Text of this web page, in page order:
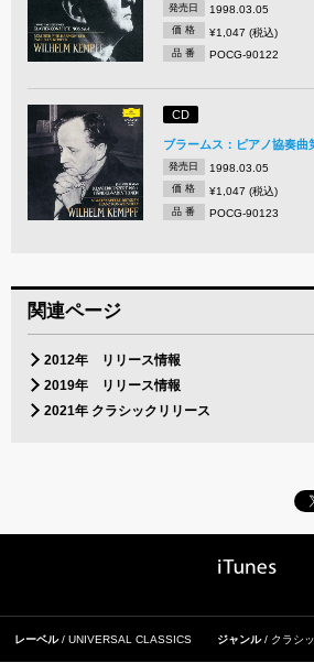
発売日 1998.03.05
価 格 ¥1,047 (税込)
品 番 POCG-90122
CD
ブラームス：ピアノ協奏曲
発売日 1998.03.05
価 格 ¥1,047 (税込)
品 番 POCG-90123
関連ページ
2012年 リリース情報
2019年 リリース情報
2021年 クラシックリリース
レーベル UNIVERSAL CLASSICS ジャンル クラシ